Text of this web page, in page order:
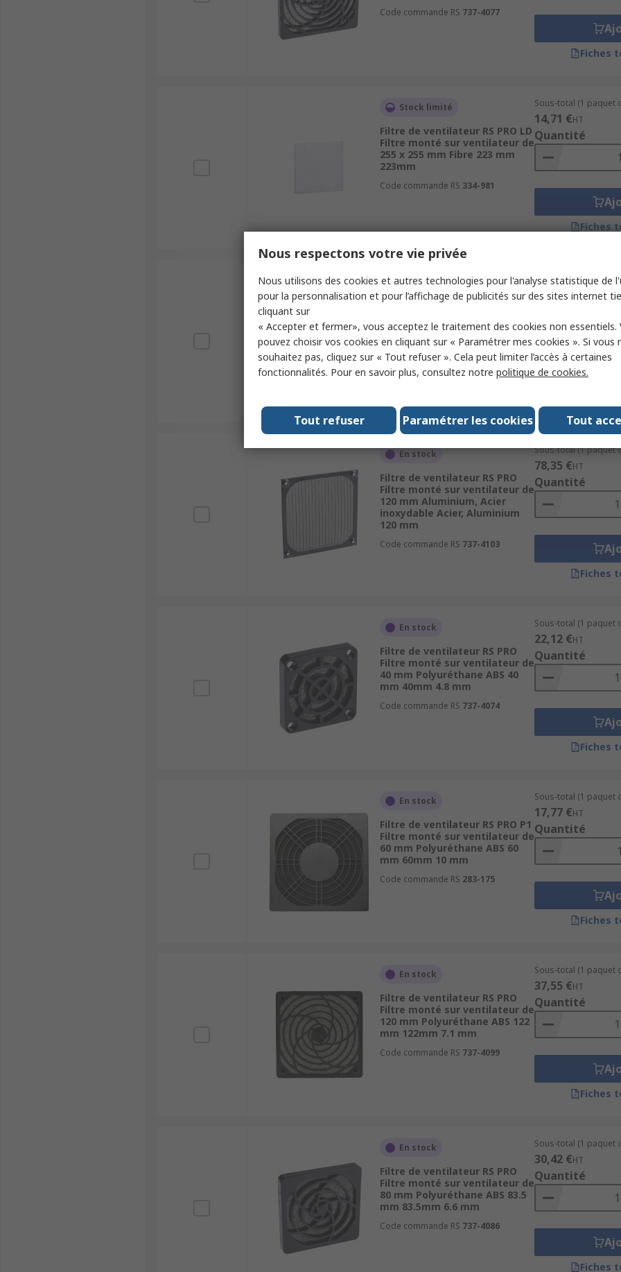
Code commande RS 737-4077
Fiches
Stock limité
Filtre de ventilateur RS PRO LD
Filtre monté sur ventilateur de
255 x 255 mm Fibre 223 mm
223mm
Code commande RS 334-981
Sous-total (1 paquet
14,71 €HT
Quantité
Fiches
En stock
Filtre de ventilateur RS PRO LD
118 mm 118mm
Code commande RS 334-977
Sous-total (1 paquet
11,18 €HT
En stock
Filtre de ventilateur RS PRO
Filtre monté sur ventilateur de
120 mm Aluminium, Acier
inoxydable Acier, Aluminium
120 mm
Code commande RS 737-4103
Sous-total (1 paquet
78,35 €HT
Quantité
Fiches
En stock
Filtre de ventilateur RS PRO
Filtre monté sur ventilateur de
40 mm Polyuréthane ABS 40
mm 40mm 4.8 mm
Code commande RS 737-4074
Sous-total (1 paquet
22,12 €HT
Quantité
Fiches
En stock
Filtre de ventilateur RS PRO P1
Filtre monté sur ventilateur de
60 mm Polyuréthane ABS 60
mm 60mm 10 mm
Code commande RS 283-175
Sous-total (1 paquet
17,77 €HT
Quantité
Fiches
En stock
Filtre de ventilateur RS PRO
Filtre monté sur ventilateur de
120 mm Polyuréthane ABS 122
mm 122mm 7.1 mm
Code commande RS 737-4099
Sous-total (1 paquet
37,55 €HT
Quantité
Fiches
En stock
Filtre de ventilateur RS PRO
Filtre monté sur ventilateur de
80 mm Polyuréthane ABS 83.5
mm 83.5mm 6.6 mm
Code commande RS 737-4086
Sous-total (1 paquet
30,42 €HT
Quantité
Fiches
Nous respectons votre vie privée
Nous utilisons des cookies et autres technologies pour l'analyse statistique de
pour la personnalisation et pour l’affichage de publicités sur des sites internet
cliquant sur
« Accepter et fermer», vous acceptez le traitement des cookies non essentiels.
pouvez choisir vos cookies en cliquant sur « Paramétrer mes cookies ». Si vous
souhaitez pas, cliquez sur « Tout refuser ». Cela peut limiter l’accès à certaines
fonctionnalités. Pour en savoir plus, consultez notre politique de cookies.
Tout
Paramétrer les cookies
Tout refuser